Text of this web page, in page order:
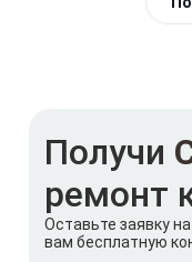
Получи
ремонт
Оставьте заявку
вам бесплатную